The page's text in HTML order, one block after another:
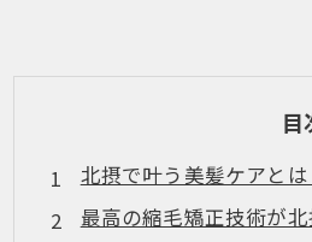
目
北摂で叶う美髪ケアとは
最高の縮毛矯正技術が